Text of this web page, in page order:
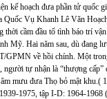
kế hoạch đưa phần tử quốc
Vụ Khanh Lê Văn
cầm đầu tổ tình báo trí
Mỹ. Hai năm sau, dù đang
GPMN về hồi chính. Một
tự nhận là “thượng cấp”
mưu đưa Thọ bỏ mật khu.(
1975, tập I-D: 1964-1968